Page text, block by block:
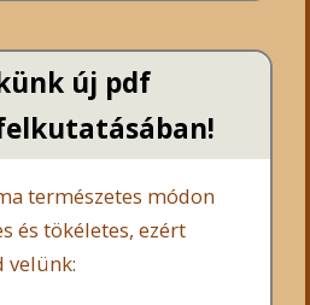
új pdf
természetes módon
és tökéletes, ezért
velünk: